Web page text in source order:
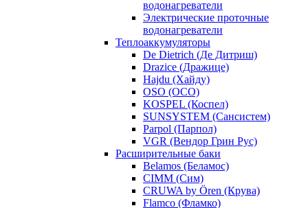
водонагреватели
Электрические проточные
водонагреватели
Теплоаккумуляторы
De Dietrich (Де Дитриш)
Drazice (Дражице)
Hajdu (Хайду)
OSO (ОСО)
KOSPEL (Коспел)
SUNSYSTEM (Сансистем)
Parpol (Парпол)
VGR (Вендор Грин Рус)
Расширительные баки
Belamos (Беламос)
CIMM (Сим)
CRUWA by Ören (Крува)
Flamco (Фламко)